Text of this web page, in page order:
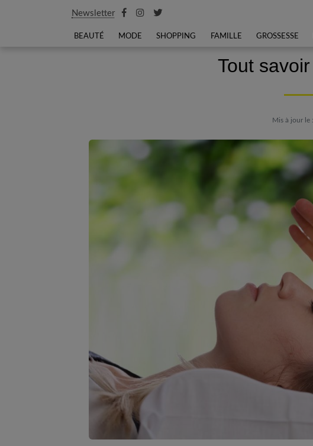
Newsletter
BEAUTÉ MODE SHOPPING FAMILLE GROSSESSE
Tout
Mis à jour